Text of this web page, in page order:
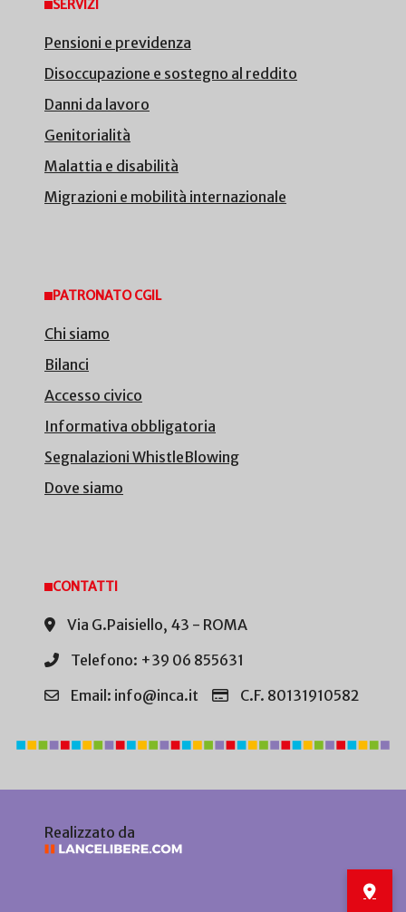
SERVIZI
Pensioni e previdenza
Disoccupazione e sostegno al reddito
Danni da lavoro
Genitorialità
Malattia e disabilità
Migrazioni e mobilità internazionale
PATRONATO CGIL
Chi siamo
Bilanci
Accesso civico
Informativa obbligatoria
Segnalazioni WhistleBlowing
Dove siamo
CONTATTI
Via G.Paisiello, 43 - ROMA
Telefono: +39 06 855631
Email: info@inca.it
C.F. 80131910582
Realizzato da